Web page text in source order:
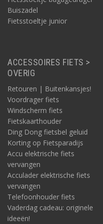
Buiszadel
Fietsstoeltje junior
ACCESSOIRES FIETS >
OVERIG
Retouren | Buitenkansjes!
Voordrager fiets
Windscherm fiets
Fietskaarthouder
Ding Dong fietsbel geluid
Korting op Fietsparadijs
Accu elektrische fiets
vervangen
Acculader elektrische fiets
vervangen
Telefoonhouder fiets
Vaderdag cadeau: originele
ideeën!